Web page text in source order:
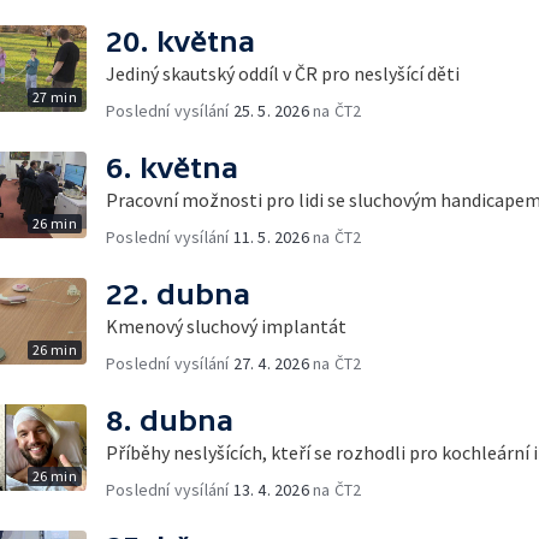
27 min
20. května
Jediný skautský oddíl v ČR pro neslyšící děti
Poslední vysílání 25. 5. 2026na ČT2
26 min
6. května
Pracovní možnosti pro lidi se sluchovým handicapem
Poslední vysílání 11. 5. 2026na ČT2
26 min
22. dubna
Kmenový sluchový implantát
Poslední vysílání 27. 4. 2026na ČT2
26 min
8. dubna
Příběhy neslyšících, kteří se rozhodli pro kochleární
Poslední vysílání 13. 4. 2026na ČT2